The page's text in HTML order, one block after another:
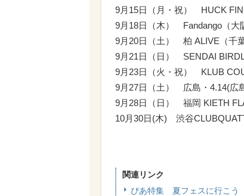
9月15日（月・祝） HUCK
9月18日（木） Fandango（大
9月20日（土） 柏 ALIVE（千葉
9月21日（日） SENDAI
9月23日（火・祝） KLUB
9月27日（土） 広島・4.14(広
9月28日（日） 福岡 KIETH
10月30日(木) 渋谷
関連リンク
ぴあ特集 夏フェスに行こう